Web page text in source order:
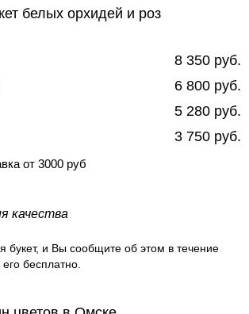
белых орхидей и роз
8 350 руб.
6 800 руб.
5 280 руб.
3 750 руб.
от 3000 руб
качества
букет, и Вы сообщите об этом в течение
бесплатно.